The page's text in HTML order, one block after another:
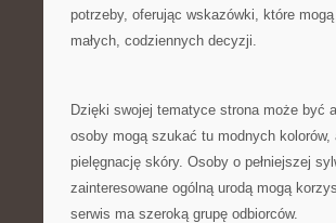
potrzeby, oferując wskazówki, które
małych, codziennych decyzji.
Dzięki swojej tematyce strona może być
osoby mogą szukać tu modnych
pielęgnację skóry. Osoby o pełniejszej
zainteresowane ogólną urodą mogą
serwis ma szeroką grupę odbiorców.